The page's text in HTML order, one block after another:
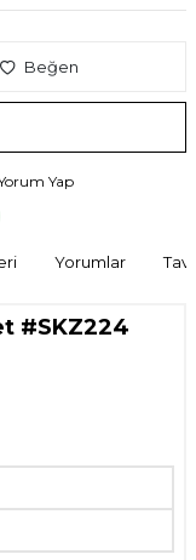
Beğen
Yap
Yorumlar
#SKZ224